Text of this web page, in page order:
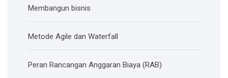
Membangun bisnis
Metode Agile dan Waterfall
Peran Rancangan Anggaran Biaya (RAB)